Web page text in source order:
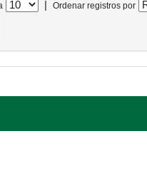
| Ordenar registros por